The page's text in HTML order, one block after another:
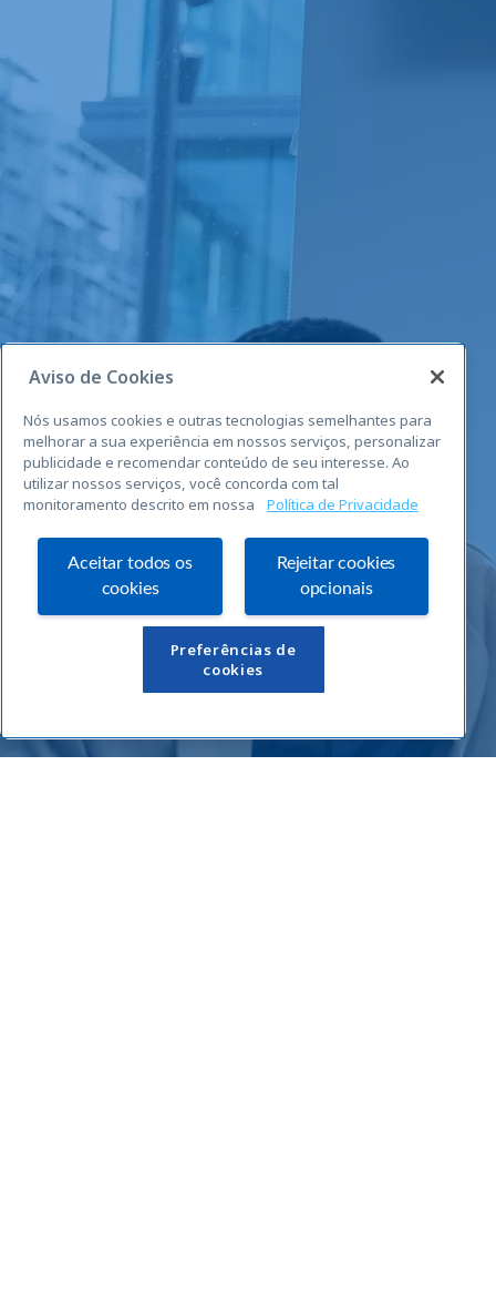
Links Úteis
Aviso de Cookies
Nós usamos cookies e outras tecnologias semelhantes para
melhorar a sua experiência em nossos serviços, personalizar
publicidade e recomendar conteúdo de seu interesse. Ao
utilizar nossos serviços, você concorda com tal
monitoramento descrito em nossa
Política de Privacidade
Aceitar todos os
cookies
Rejeitar cookies
opcionais
Preferências de
cookies